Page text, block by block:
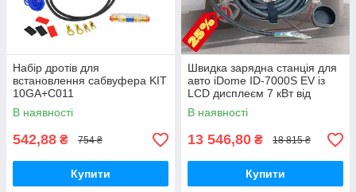
Набір дротів для
встановлення сабвуфера KIT
10GA+C011
В наявності
542,88 ₴ 754 ₴
Купити
Швидка зарядна станція для
авто iDome ID-7000S EV із
LCD дисплеєм 7 кВт від
мережі 220В | Автомобільна
зарядка
В наявності
13 546,80 ₴ 18 815 ₴
Купити